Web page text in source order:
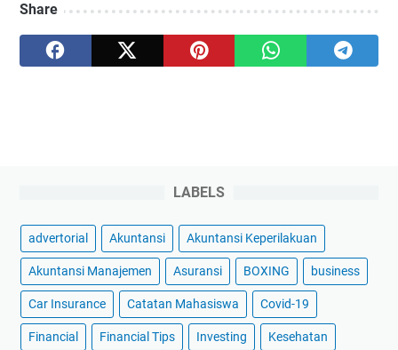
Share
LABELS
advertorial Akuntansi Akuntansi Keperilakuan
Akuntansi Manajemen Asuransi BOXING business
Car Insurance Catatan Mahasiswa Covid-19
Financial Financial Tips Investing Kesehatan